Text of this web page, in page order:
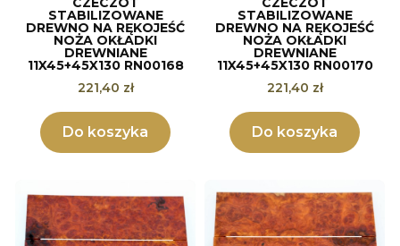
STABILIZOWANE
DREWNO NA RĘKOJEŚĆ
NOŻA OKŁADKI
DREWNIANE
11X45+45X130 RN00168
Cena
221,40 zł
Do koszyka
STABILIZOWANE
DREWNO NA RĘKOJEŚĆ
NOŻA OKŁADKI
DREWNIANE
11X45+45X130 RN00170
Cena
221,40 zł
Do koszyka